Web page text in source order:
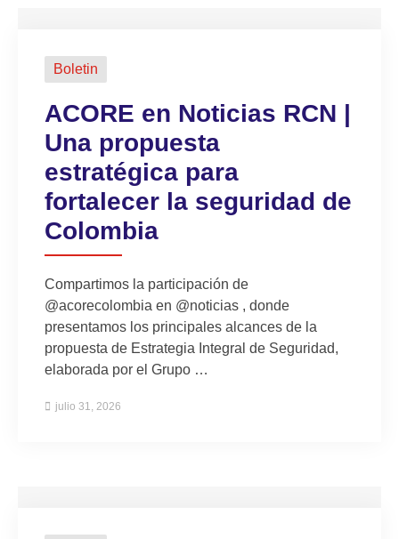
Boletin
ACORE en Noticias RCN |
Una propuesta
estratégica para
fortalecer la seguridad de
Colombia
Compartimos la participación de
‪@acorecolombia‬ en ‪@noticias‬ , donde
presentamos los principales alcances de la
propuesta de Estrategia Integral de Seguridad,
elaborada por el Grupo …
julio 31, 2026